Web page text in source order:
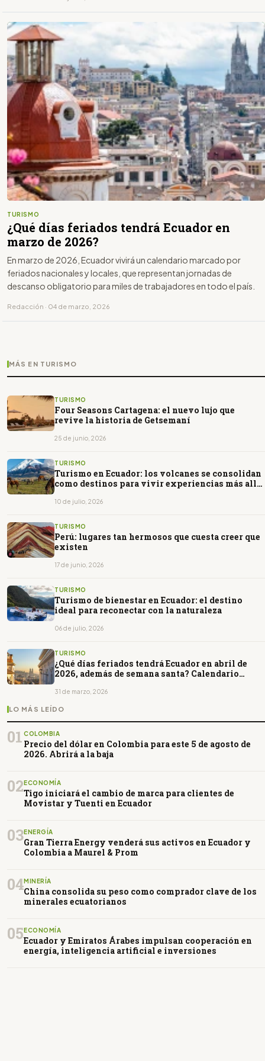
TURISMO
¿Qué días feriados tendrá Ecuador en
marzo de 2026?
En marzo de 2026, Ecuador vivirá un calendario marcado por
feriados nacionales y locales, que representan jornadas de
descanso obligatorio para miles de trabajadores en todo el país.
Redacción · 04 de marzo, 2026
MÁS EN TURISMO
TURISMO
Four Seasons Cartagena: el nuevo lujo que
revive la historia de Getsemaní
25 de junio, 2026
TURISMO
Turismo en Ecuador: los volcanes se consolidan
como destinos para vivir experiencias más allá
10 de julio, 2026
TURISMO
Perú: lugares tan hermosos que cuesta creer que
existen
17 de junio, 2026
TURISMO
Turismo de bienestar en Ecuador: el destino
ideal para reconectar con la naturaleza
06 de julio, 2026
TURISMO
¿Qué días feriados tendrá Ecuador en abril de
2026, además de semana santa? Calendario
31 de marzo, 2026
LO MÁS LEÍDO
01 COLOMBIA
Precio del dólar en Colombia para este 5 de agosto de
2026. Abrirá a la baja
02 ECONOMÍA
Tigo iniciará el cambio de marca para clientes de
Movistar y Tuenti en Ecuador
03ENERGÍA
Gran Tierra Energy venderá sus activos en Ecuador y
Colombia a Maurel & Prom
04MINERÍA
China consolida su peso como comprador clave de los
minerales ecuatorianos
05 ECONOMÍA
Ecuador y Emiratos Árabes impulsan cooperación en
energía, inteligencia artificial e inversiones